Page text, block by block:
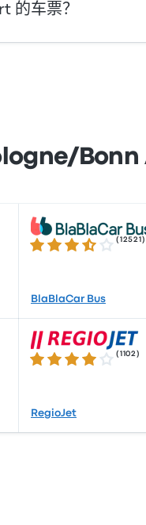
车次前往 Cologne/
的车票？
Bonn
3.7 / 5 星 ( 12521 )
BlaBlaCar Bus
4.1 / 5 星 ( 1102 )
RegioJet